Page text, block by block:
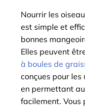
Nourrir les
est simple et
bonnes
Elles peuvent
à boules de
conçues pour
en permettant
facilement. Vous